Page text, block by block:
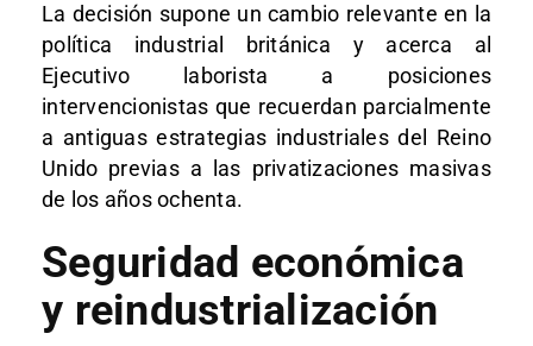
La decisión supone un cambio relevante en la
política industrial británica y acerca al
Ejecutivo laborista a posiciones
intervencionistas que recuerdan parcialmente
a antiguas estrategias industriales del Reino
Unido previas a las privatizaciones masivas
de los años ochenta.
Seguridad económica
y reindustrialización